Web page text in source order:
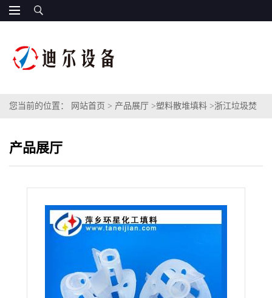
您当前的位置： 网站首页 > 产品展厅 >塑料散堆填料 >浙江垃圾焚
产品展厅